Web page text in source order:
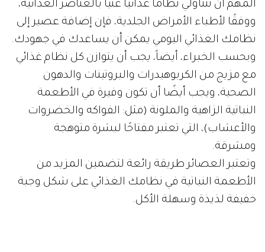
المهم أن تتناولي نظامًا غذائيًا غنيًا بالعناصر الغذائية،
ووفقًا لأطباء الأمراض الجلدية، فإن إضافة عصير إلى
نظامك الغذائي اليومي يمكن أن يساعدك في جهودك.
وبحسب الخبراء، أيضاً، يجب أن يتوازن كل نظام غذائي
مع مزيج من الكربوهيدرات والبروتينات والدهون
الصحية، ويجب أيضًا أن تكون وفيرة في الأطعمة
النباتية الزاهية والملونة (مثل: الفواكه والخضروات
والأعشاب)، التي تعتبر مفتاحًا لبشرة متوهجة
ومشرقة.
وتعتبر العصائر طريقة رائعة لتضمين المزيد من
الأطعمة النباتية في نظامك الغذائي على شكل وجبة
خفيفة لذيذة وسهلة الأكل.